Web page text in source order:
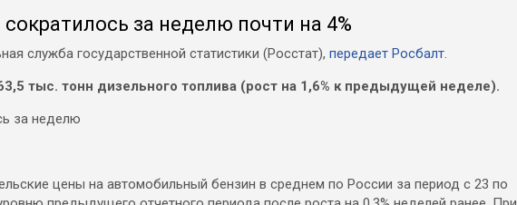
за неделю почти на 4%
служба государственной статистики (Росстат), передает Росбалт.
тыс. тонн дизельного топлива (рост на 1,6% к предыдущей неделе).
цены на автомобильный бензин в среднем по России за период с 23 по